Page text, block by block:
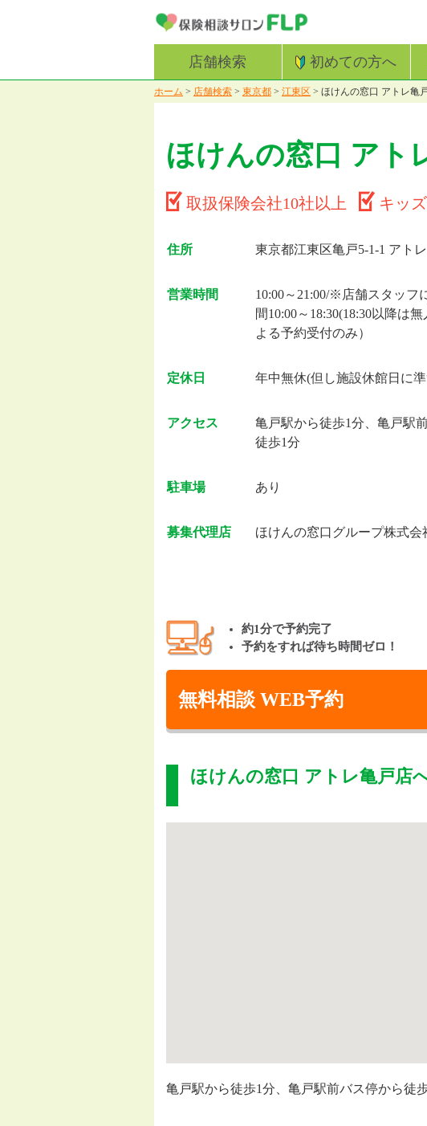
店舗検索 初めての方へ
ホーム > 店舗検索 > 東京都 > 江東区 > ほけんの窓口 アトレ亀
ほけんの窓口 アト
取扱保険会社10社以上 キッ
住所 東京都江東区亀戸5-1-1 アト
営業時間
10:00～21:00/※店舗スタッフ
間10:00～18:30(18:30以降は
よる予約受付のみ）
定休日 年中無休(但し施設休館日に
アクセス
亀戸駅から徒歩1分、亀戸駅
徒歩1分
駐車場 あり
募集代理店 ほけんの窓口グループ株式会
約1分で予約完了
予約をすれば待ち時間ゼロ！
無料相談 WEB予約
ほけんの窓口 アトレ亀戸店
亀戸駅から徒歩1分、亀戸駅前バス停から徒